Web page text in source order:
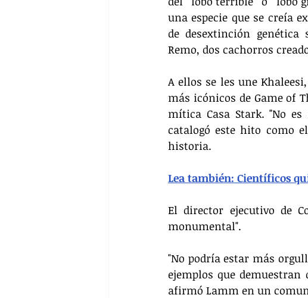
una especie que se creía
de desextinción
Remo, dos cachorros
A ellos se les une
más icónicos de Game of
mítica Casa Stark. "No
catalogó este hito como
historia.
Lea también: Científicos
El director ejecutivo de
monumental".
"No podría estar más
ejemplos que
afirmó Lamm en un